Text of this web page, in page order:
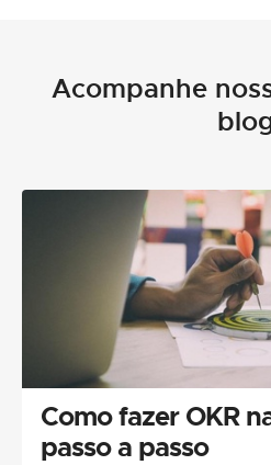
Acompanhe
Como fazer OKR
passo a passo